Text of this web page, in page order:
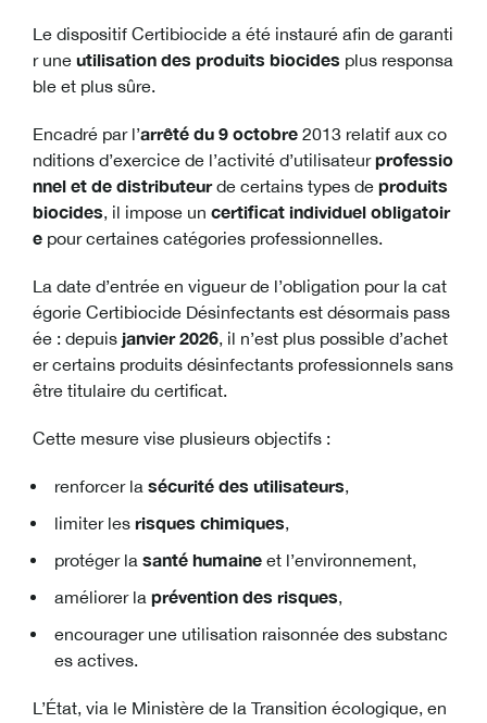
Le dispositif Certibiocide a été instauré afin de garanti
r une utilisation des produits biocides plus responsa
ble et plus sûre.
Encadré par l’arrêté du 9 octobre 2013 relatif aux co
nditions d’exercice de l’activité d’utilisateurprofessio
nnel et de distributeurde certains types de produits
biocides, il impose un certificat individuel obligatoir
e pour certaines catégories professionnelles.
La date d’entrée en vigueur de l’obligation pour la cat
égorie Certibiocide Désinfectants est désormais pass
ée : depuis janvier 2026, il n’est plus possible d’achet
er certains produits désinfectants professionnels sans
être titulaire du certificat.
Cette mesure vise plusieurs objectifs :
renforcer la sécurité des utilisateurs,
limiter les risques chimiques,
protéger la santé humaine et l’environnement,
améliorer la prévention des risques,
encourager une utilisation raisonnée des substanc
es actives.
L’État, via le Ministère de la Transition écologique, en